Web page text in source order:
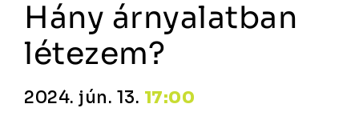
Hány árnyalatban
létezem?
2024. jún. 13. 17:00